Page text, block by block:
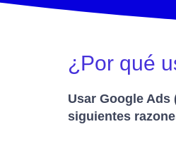
¿Por qué
Usar Google Ads
siguientes